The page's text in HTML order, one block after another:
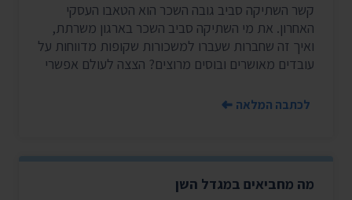
קשר השתיקה סביב גובה השכר הוא הטאבו העסקי
האחרון. את מי השתיקה סביב השכר בארגון משרתת,
ואיך זה שחברות שעברו למשכורות שקופות מדווחות על
עובדים מאושרים ובוסים מרוצים? הצצה לעולם אפשרי
לכתבה המלאה
מה מחביאים במגדל השן